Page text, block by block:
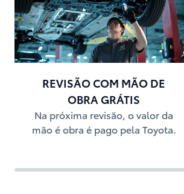
REVISÃO COM MÃO DE
OBRA GRÁTIS
Na próxima revisão, o valor da
mão é obra é pago pela Toyota.